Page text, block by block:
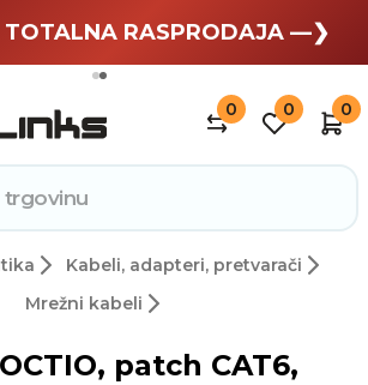
odmor —❯
TOTALNA RASPRODAJA —❯
0 0 0
Kabeli, adapteri, pretvarači
Mrežni kabeli
patch CAT6,